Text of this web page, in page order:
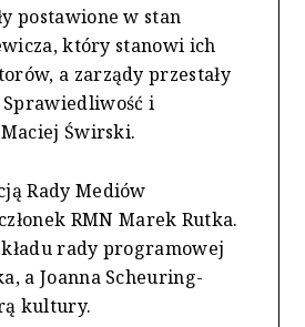
postawione w stan
który stanowi ich
a zarządy przestały
Sprawiedliwość i
Świrski.
Rady Mediów
RMN Marek Rutka.
rady programowej
a Joanna Scheuring-
kultury.